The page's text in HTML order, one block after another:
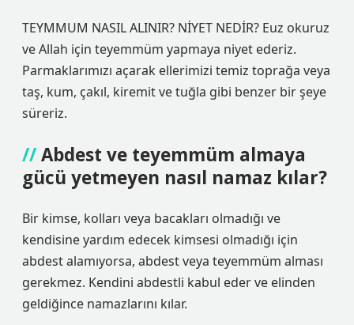
TEYMMUM NASIL ALINIR? NİYET NEDİR? Euz okuruz
ve Allah için teyemmüm yapmaya niyet ederiz.
Parmaklarımızı açarak ellerimizi temiz toprağa veya
taş, kum, çakıl, kiremit ve tuğla gibi benzer bir şeye
süreriz.
Abdest ve teyemmüm almaya
gücü yetmeyen nasıl namaz kılar?
Bir kimse, kolları veya bacakları olmadığı ve
kendisine yardım edecek kimsesi olmadığı için
abdest alamıyorsa, abdest veya teyemmüm alması
gerekmez. Kendini abdestli kabul eder ve elinden
geldiğince namazlarını kılar.